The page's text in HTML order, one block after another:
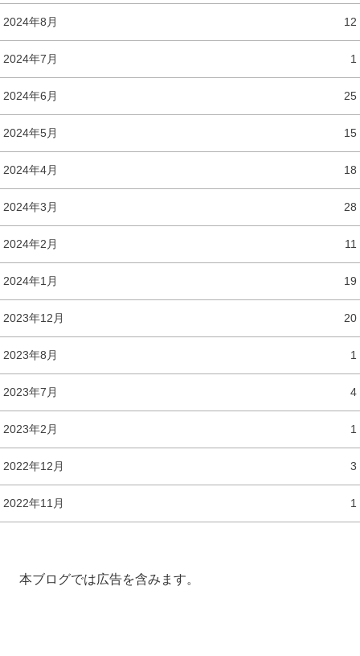
2024年8月 12
2024年7月 1
2024年6月 25
2024年5月 15
2024年4月 18
2024年3月 28
2024年2月 11
2024年1月 19
2023年12月 20
2023年8月 1
2023年7月 4
2023年2月 1
2022年12月 3
2022年11月 1
本ブログでは広告を含みます。